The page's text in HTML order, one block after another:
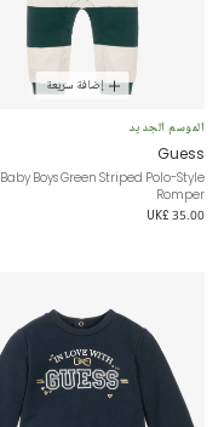
إضافة سريعة
الموسم الجديد
Guess
Baby Boys Green Striped Polo-Style
Romper
UK£ 35.00